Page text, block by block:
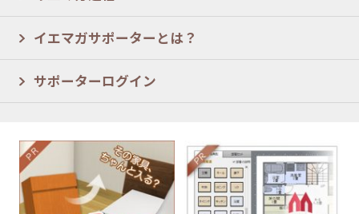
イエマガサポーターとは？
サポーターログイン